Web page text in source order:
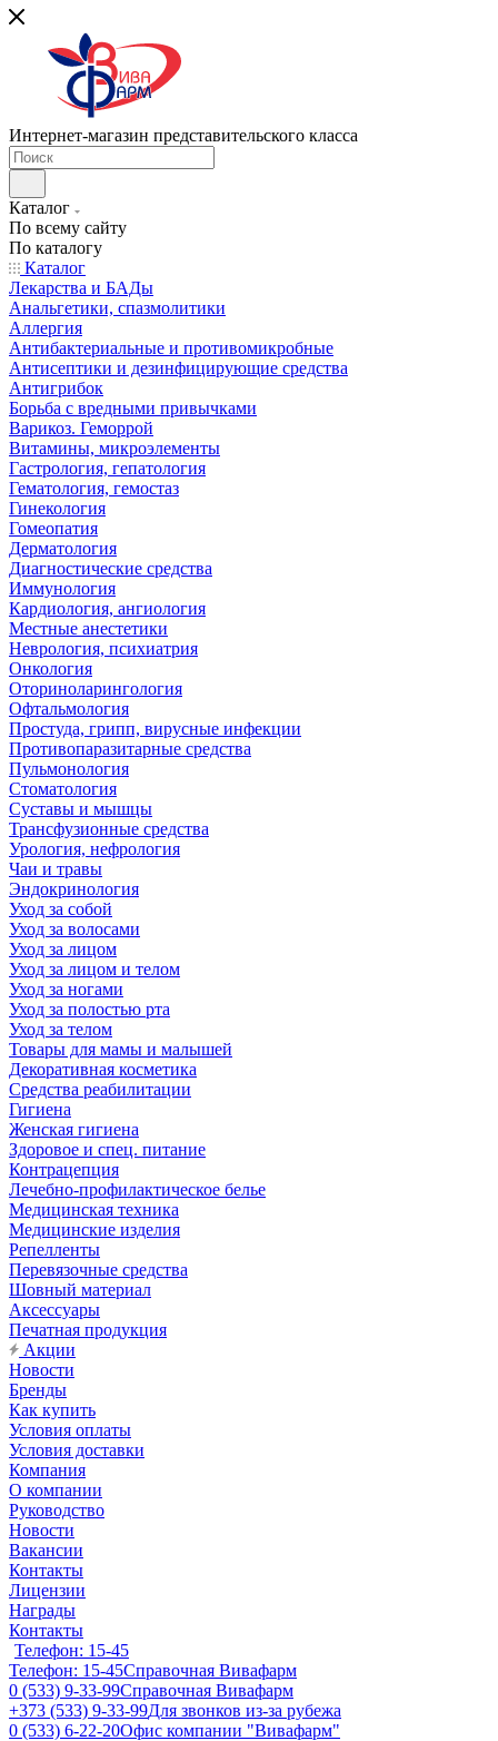
Интернет-магазин представительского класса
Каталог
По всему сайту
По каталогу
Каталог
Лекарства и БАДы
Анальгетики, спазмолитики
Аллергия
Антибактериальные и противомикробные
Антисептики и дезинфицирующие средства
Антигрибок
Борьба с вредными привычками
Варикоз. Геморрой
Витамины, микроэлементы
Гастрология, гепатология
Гематология, гемостаз
Гинекология
Гомеопатия
Дерматология
Диагностические средства
Иммунология
Кардиология, ангиология
Местные анестетики
Неврология, психиатрия
Онкология
Оториноларингология
Офтальмология
Простуда, грипп, вирусные инфекции
Противопаразитарные средства
Пульмонология
Стоматология
Суставы и мышцы
Трансфузионные средства
Урология, нефрология
Чаи и травы
Эндокринология
Уход за собой
Уход за волосами
Уход за лицом
Уход за лицом и телом
Уход за ногами
Уход за полостью рта
Уход за телом
Товары для мамы и малышей
Декоративная косметика
Средства реабилитации
Гигиена
Женская гигиена
Здоровое и спец. питание
Контрацепция
Лечебно-профилактическое белье
Медицинская техника
Медицинские изделия
Репелленты
Перевязочные средства
Шовный материал
Аксессуары
Печатная продукция
Акции
Новости
Бренды
Как купить
Условия оплаты
Условия доставки
Компания
О компании
Руководство
Новости
Вакансии
Контакты
Лицензии
Награды
Контакты
Телефон: 15-45
Телефон: 15-45Справочная Вивафарм
0 (533) 9-33-99Справочная Вивафарм
+373 (533) 9-33-99Для звонков из-за рубежа
0 (533) 6-22-20Офис компании "Вивафарм"